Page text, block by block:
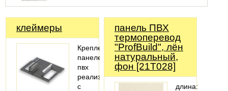
клеймеры
Крепление
панелей
пвх
реализеться
с
панель ПВХ
термоперевод
"ProfBuild", лён
натуральный,
фон [21T028]
длина: